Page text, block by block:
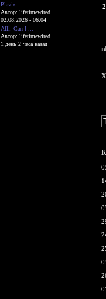
Plavix: ...
Автор: lifetimewired
02.08.2026 - 06:04
Alli: Can I ...
Автор: lifetimewired
1 день 2 часа назад